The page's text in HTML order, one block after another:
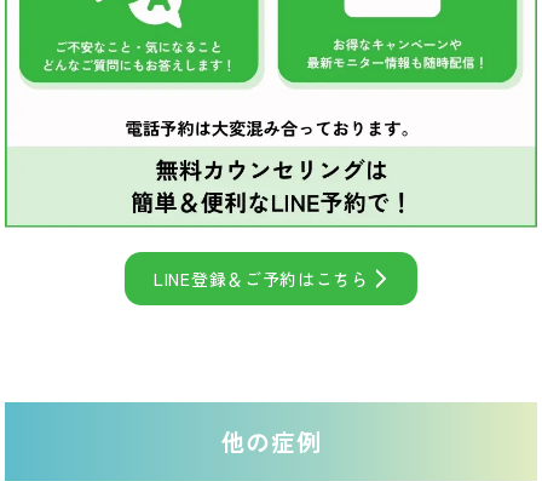
LINE登録＆ご予約はこちら
他の症例